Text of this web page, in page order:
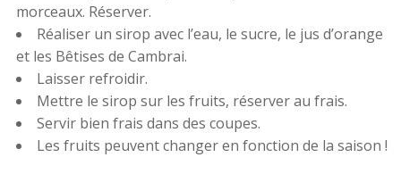
morceaux. Réserver.
Réaliser un sirop avec l’eau, le sucre, le jus d’orange
et les Bêtises de Cambrai.
Laisser refroidir.
Mettre le sirop sur les fruits, réserver au frais.
Servir bien frais dans des coupes.
Les fruits peuvent changer en fonction de la saison !